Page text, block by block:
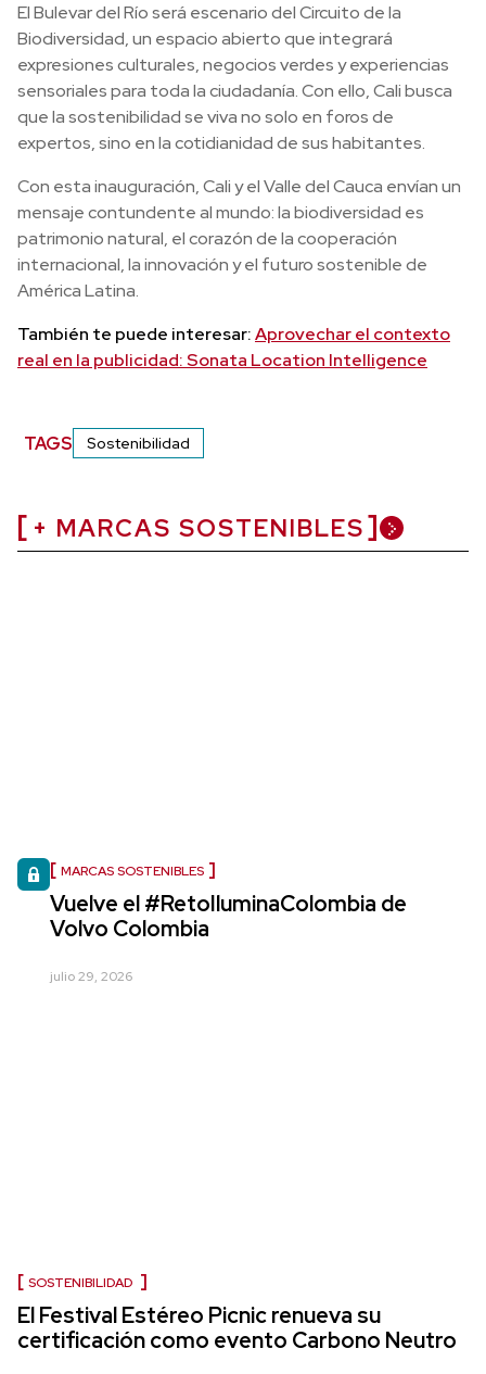
El Bulevar del Río será escenario del Circuito de la
Biodiversidad, un espacio abierto que integrará
expresiones culturales, negocios verdes y experiencias
sensoriales para toda la ciudadanía. Con ello, Cali busca
que la sostenibilidad se viva no solo en foros de
expertos, sino en la cotidianidad de sus habitantes.
Con esta inauguración, Cali y el Valle del Cauca envían un
mensaje contundente al mundo: la biodiversidad es
patrimonio natural, el corazón de la cooperación
internacional, la innovación y el futuro sostenible de
América Latina.
También te puede interesar:Aprovechar el contexto
real en la publicidad: Sonata Location Intelligence
TAGS Sostenibilidad
+ MARCAS SOSTENIBLES
MARCAS SOSTENIBLES
Vuelve el #RetoIluminaColombia de
Volvo Colombia
julio 29, 2026
SOSTENIBILIDAD
El Festival Estéreo Picnic renueva su
certificación como evento Carbono Neutro